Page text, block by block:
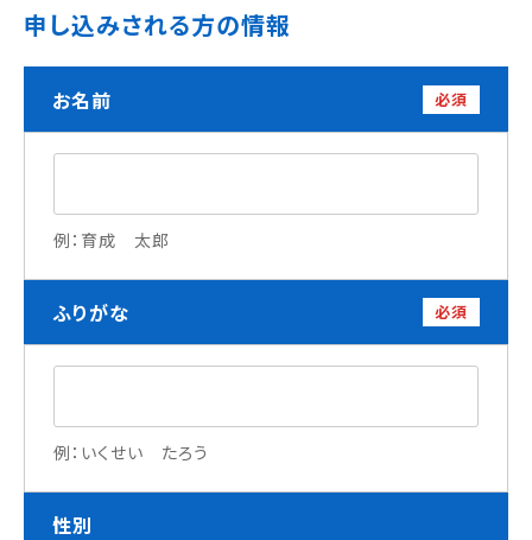
本校独自の学費サポート制度
学費サポート
住まいサポート
調理学科
製菓学科
資格・就職
インターンシップ
活躍する卒業生
申し込みされる方の情報
お名前 必須
例：育成 太郎
ふりがな 必須
例：いくせい たろう
性別